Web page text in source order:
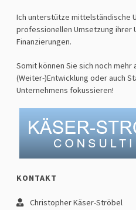
Ich unterstütze mittelständische
professionellen Umsetzung ihrer
Finanzierungen.
Somit können Sie sich noch mehr
(Weiter-)Entwicklung oder auch
Unternehmens fokussieren!
KONTAKT
Christopher Käser-Ströbel